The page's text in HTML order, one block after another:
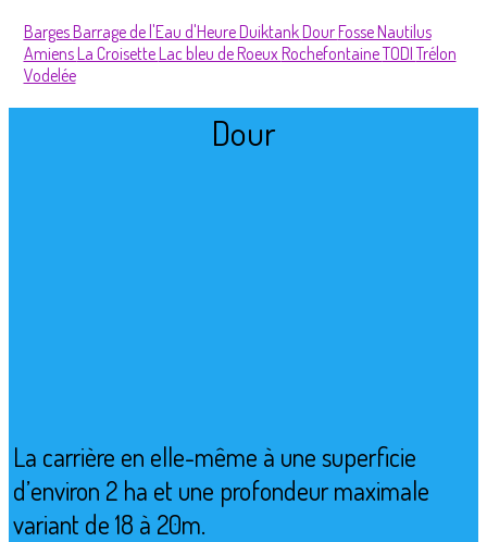
BargesBarrage de l'Eau d'HeureDuiktankDourFosse Nautilus
AmiensLa CroisetteLac bleu de Roeux RochefontaineTODITrélon
Vodelée
Dour
La carrière en elle-même à une superficie
d’environ 2 ha et une profondeur maximale
variant de 18 à 20m.